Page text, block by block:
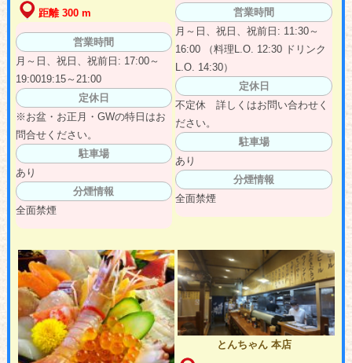
距離 300 m
営業時間
月～日、祝日、祝前日: 17:00～
19:0019:15～21:00
定休日
※お盆・お正月・GWの特日はお
問合せください。
駐車場
あり
分煙情報
全面禁煙
営業時間
月～日、祝日、祝前日: 11:30～
16:00 （料理L.O. 12:30 ドリンク
L.O. 14:30）
定休日
不定休 詳しくはお問い合わせく
ださい。
駐車場
あり
分煙情報
全面禁煙
とんちゃん 本店